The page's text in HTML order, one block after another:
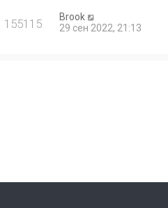
155115
Brook
29 сен 2022, 21:13